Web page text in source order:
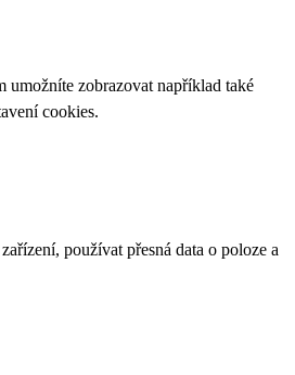
umožníte zobrazovat například také
cookies.
používat přesná data o poloze a